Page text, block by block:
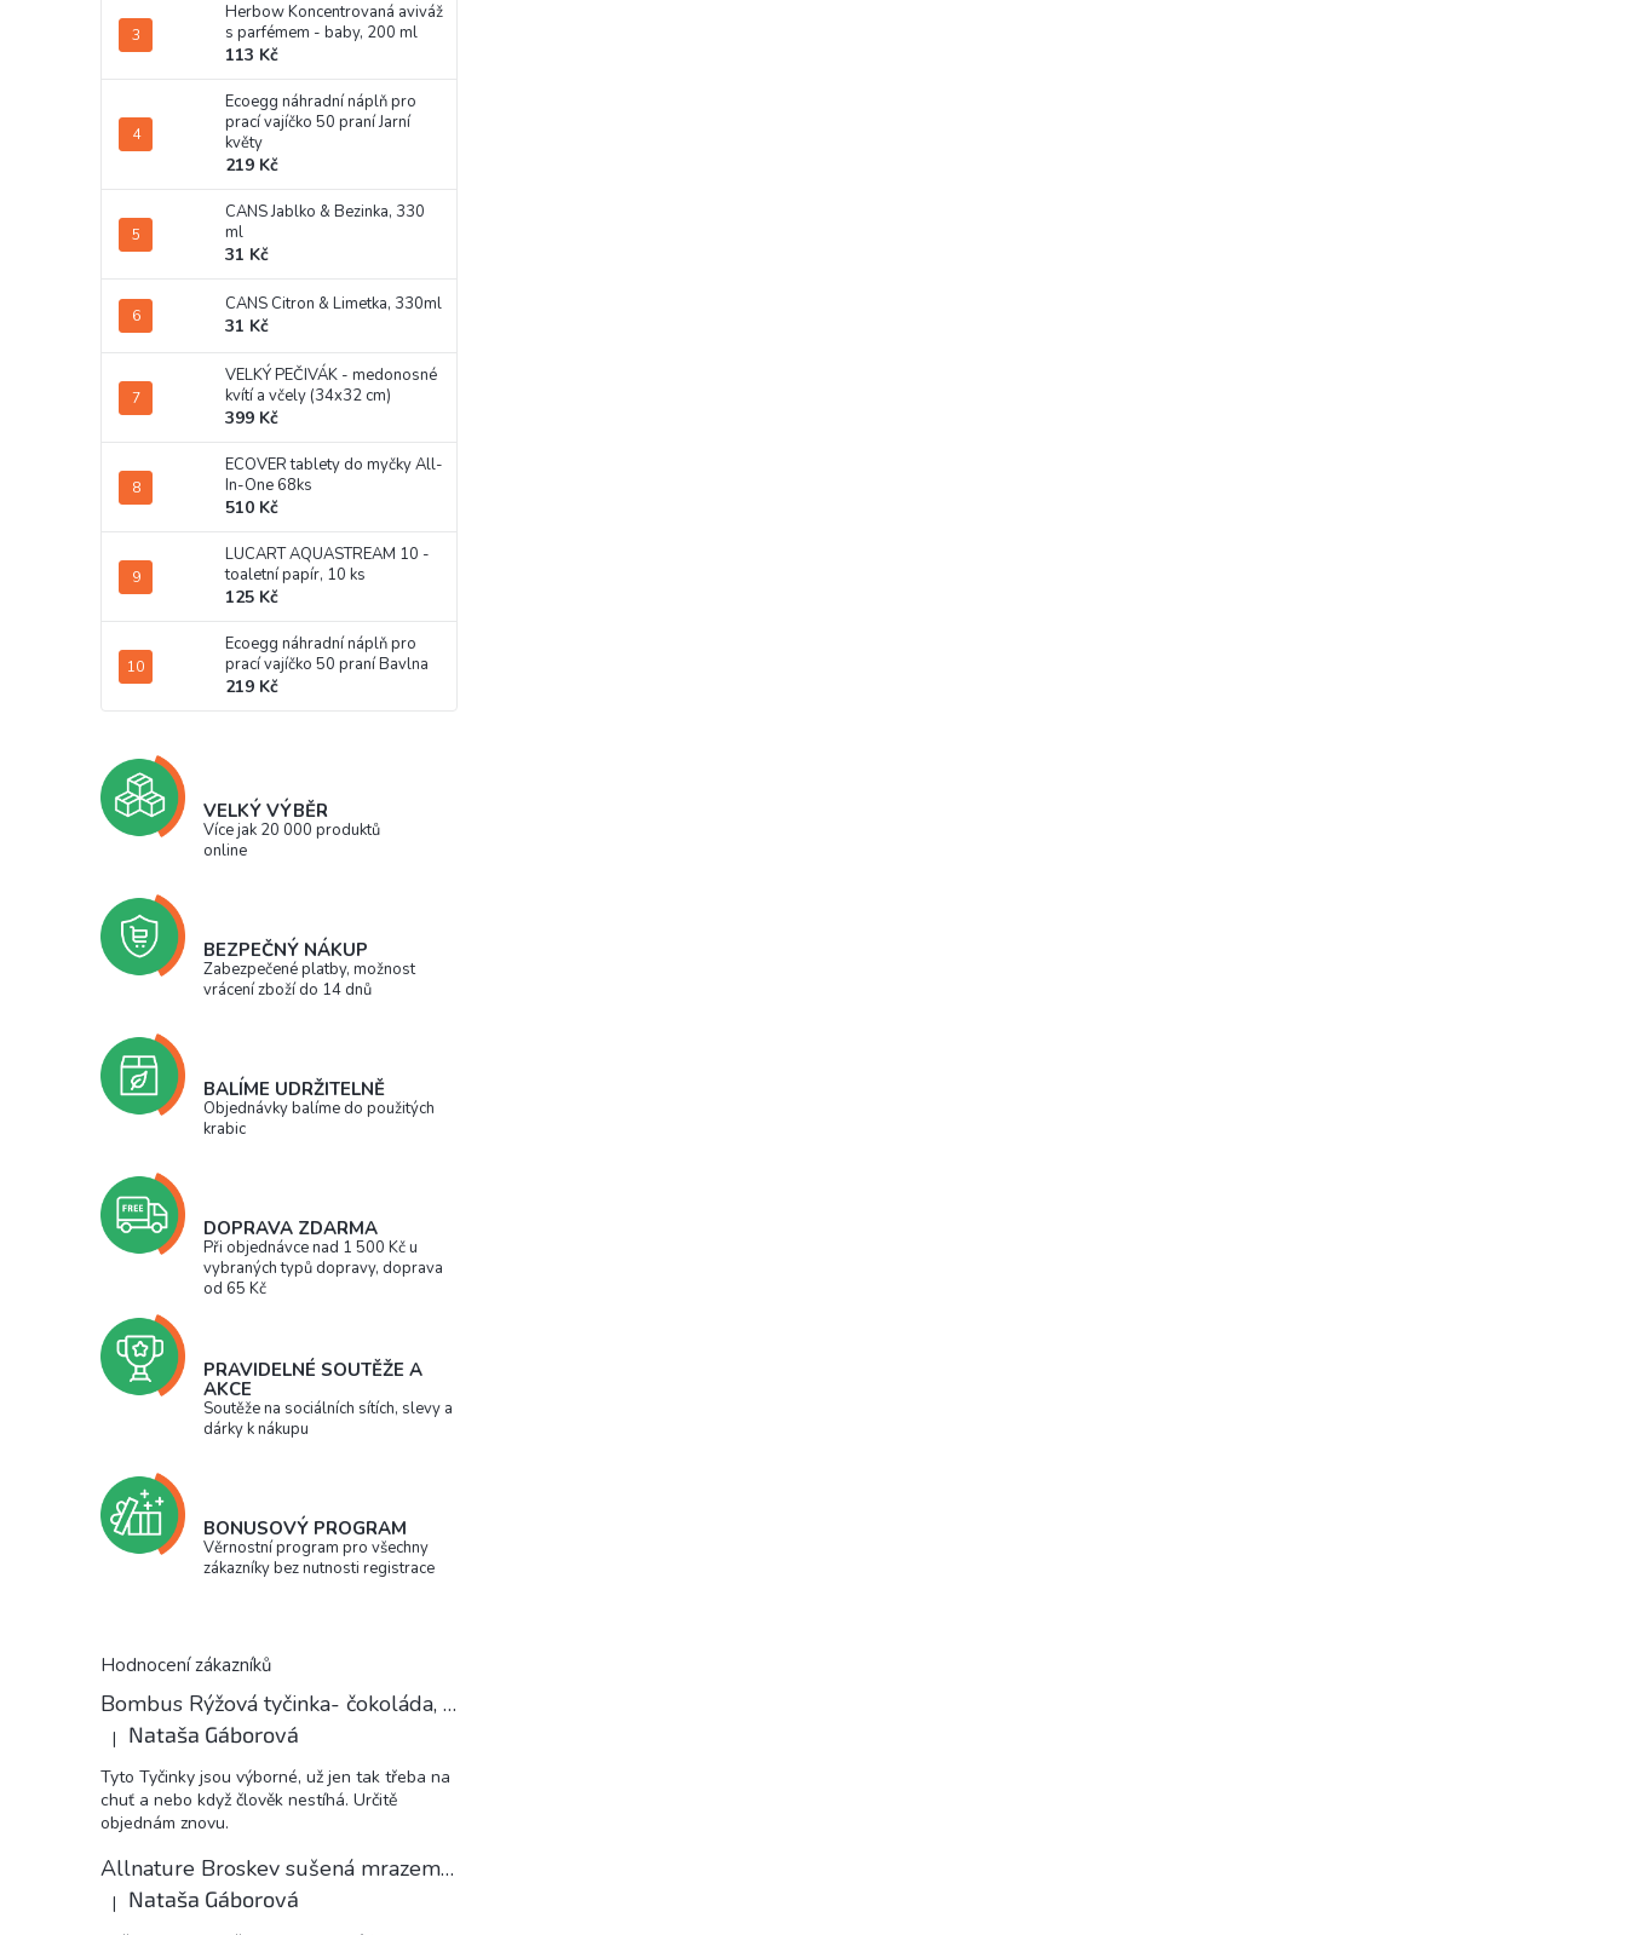
Herbow Koncentrovaná aviváž
s parfémem - baby, 200 ml
113 Kč
Ecoegg náhradní náplň pro
prací vajíčko 50 praní Jarní
květy
219 Kč
CANS Jablko & Bezinka, 330
ml
31 Kč
CANS Citron & Limetka, 330ml
31 Kč
VELKÝ PEČIVÁK - medonosné
kvítí a včely (34x32 cm)
399 Kč
ECOVER tablety do myčky All-
In-One 68ks
510 Kč
LUCART AQUASTREAM 10 -
toaletní papír, 10 ks
125 Kč
Ecoegg náhradní náplň pro
prací vajíčko 50 praní Bavlna
219 Kč
VELKÝ VÝBĚR
Více jak 20 000 produktů
online
BEZPEČNÝ NÁKUP
Zabezpečené platby, možnost
vrácení zboží do 14 dnů
BALÍME UDRŽITELNĚ
Objednávky balíme do použitých
krabic
DOPRAVA ZDARMA
Při objednávce nad 1 500 Kč u
vybraných typů dopravy, doprava
od 65 Kč
PRAVIDELNÉ SOUTĚŽE A
AKCE
Soutěže na sociálních sítích, slevy a
dárky k nákupu
BONUSOVÝ PROGRAM
Věrnostní program pro všechny
zákazníky bez nutnosti registrace
Hodnocení zákazníků
Bombus Rýžová tyčinka- čokoláda, 18 g
Hodnocení produktu je 5 z 5 hvězdiček.
| Nataša Gáborová
Tyto Tyčinky jsou výborné, už jen tak třeba na
chuť a nebo když člověk nestíhá. Určitě
objednám znovu.
Allnature Broskev sušená mrazem plátky, 15 g
Hodnocení produktu je 5 z 5 hvězdiček.
| Nataša Gáborová